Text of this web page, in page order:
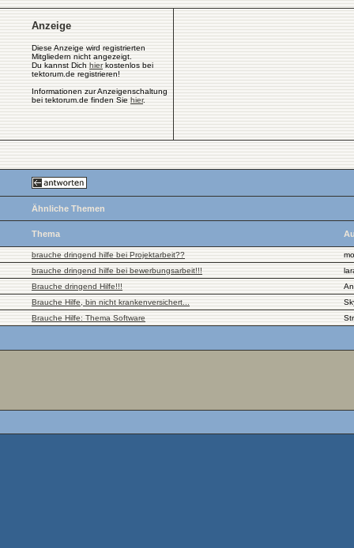
Anzeige
Diese Anzeige wird registrierten
Mitgliedern nicht angezeigt.
Du kannst Dich hierkostenlos bei
tektorum.de registrieren!
Informationen zur Anzeigenschaltung
bei tektorum.de finden Sie hier.
Ähnliche Themen
Thema
brauche dringend hilfe bei Projektarbeit??
brauche dringend hilfe bei bewerbungsarbeit!!!
Brauche dringend Hilfe!!!
Brauche Hilfe, bin nicht krankenversichert...
Brauche Hilfe: Thema Software